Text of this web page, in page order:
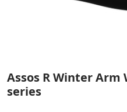
Assos R Winter Arm
series